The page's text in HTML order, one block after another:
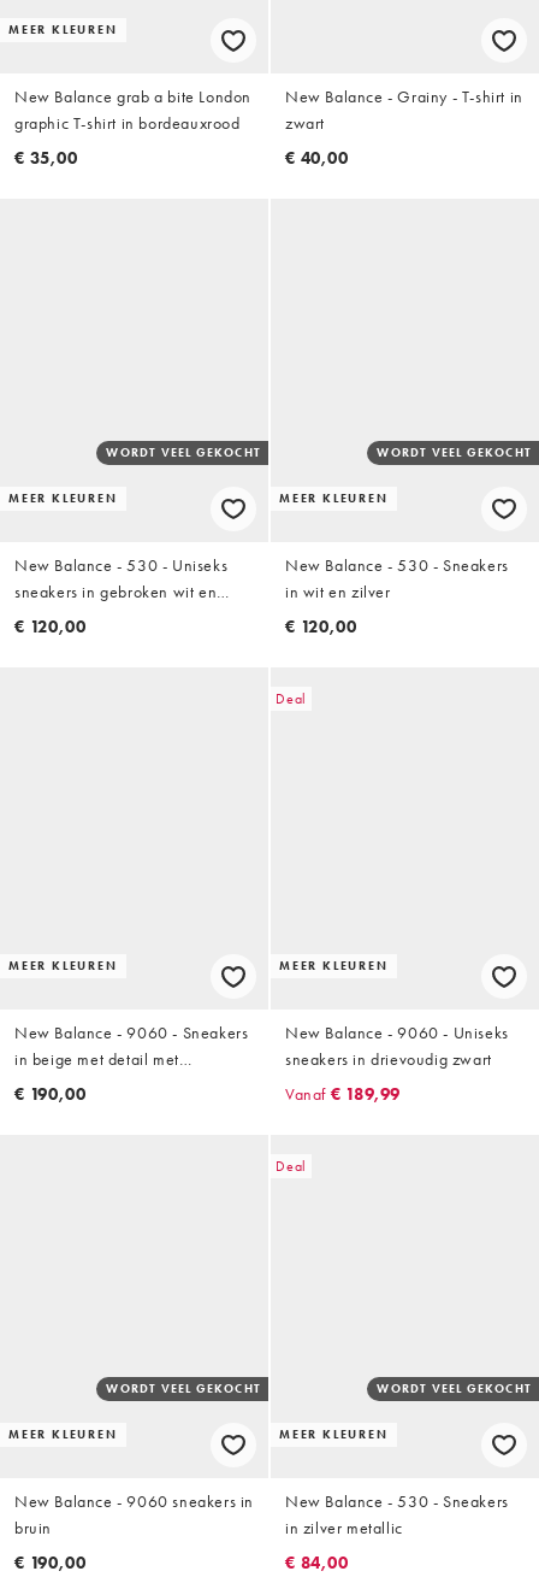
MEER KLEUREN
New Balance grab a bite London
graphic T-shirt in bordeauxrood
€ 35,00
New Balance - Grainy - T-shirt in
zwart
€ 40,00
MEER KLEUREN
WORDT VEEL GEKOCHT
New Balance - 530 - Uniseks
sneakers in gebroken wit en
beige
€ 120,00
MEER KLEUREN
WORDT VEEL GEKOCHT
New Balance - 530 - Sneakers
in wit en zilver
€ 120,00
MEER KLEUREN
New Balance - 9060 - Sneakers
in beige met detail met
luipaardprint
€ 190,00
Deal
MEER KLEUREN
New Balance - 9060 - Uniseks
sneakers in drievoudig zwart
Vanaf € 189,99
MEER KLEUREN
WORDT VEEL GEKOCHT
New Balance - 9060 sneakers in
bruin
€ 190,00
Deal
MEER KLEUREN
WORDT VEEL GEKOCHT
New Balance - 530 - Sneakers
in zilver metallic
€ 84,00